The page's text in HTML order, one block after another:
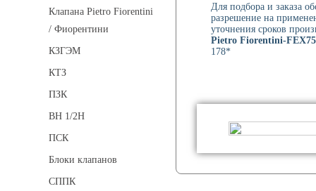
Клапана Pietro Fiorentini
/ Фиорентини
КЗГЭМ
КТЗ
ПЗК
ВН 1/2Н
ПСК
Блоки клапанов
СППК
Для подбора и заказа
разрешение на
уточнения сроков
Pietro Fiorentini-FEX75
178*